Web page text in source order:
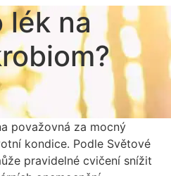
lék na
považovná za mocný
kondice. Podle Světové
pravidelné cvičení snížit